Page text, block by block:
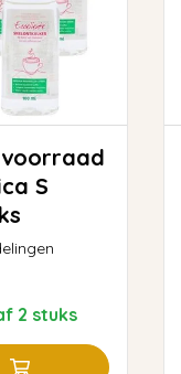
S
2 stuks